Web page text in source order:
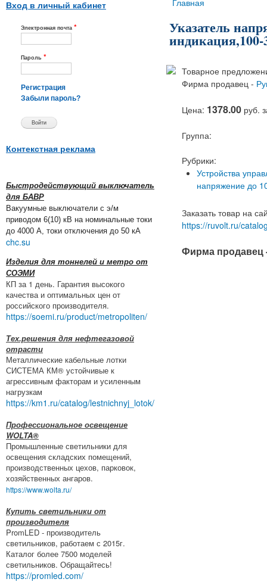
Вход в личный кабинет
Электронная почта *
Пароль *
Регистрация
Забыли пароль?
Контекстная реклама
Быстродействующий выключатель
для БАВР
Вакуумные выключатели с э/м
приводом 6(10) кВ на номинальные токи
до 4000 А, токи отключения до 50 кА
chc.su
Изделия для тоннелей и метро от
СОЭМИ
КП за 1 день. Гарантия высокого
качества и оптимальных цен от
российского производителя.
https://soemi.ru/product/metropoliten/
Тех.решения для нефтегазовой
отрасти
Металлические кабельные лотки
СИСТЕМА КМ® устойчивые к
агрессивным факторам и усиленным
нагрузкам
https://km1.ru/catalog/lestnichnyj_lotok/
Профессиональное освещение
WOLTA®
Промышленные светильники для
освещения складских помещений,
производственных цехов, парковок,
хозяйственных ангаров.
https://www.wolta.ru/
Купить светильники от
производителя
PromLED - производитель
светильников, работаем с 2015г.
Каталог более 7500 моделей
светильников. Обращайтесь!
https://promled.com/
Вы здесь
Главная
Указатель
Товарное
Фирма продавец -
Цена: 1378.00 руб.
Группа:
Рубрики:
Устройства
напряжение до
Заказать товар на
https://ruvolt.ru/
Фирма продавец